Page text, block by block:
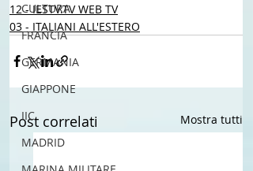
CULTURA
FRANCIA
GERMANIA
GIAPPONE
IIC
MADRID
12 - IESTV.TV WEB TV
03 - ITALIANI ALL'ESTERO
Post correlati Mostra tutti